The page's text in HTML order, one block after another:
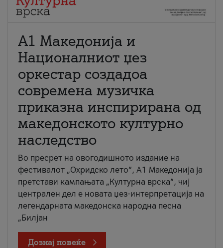
А1 Македонија и
Националниот џез
оркестар создадоа
современа музичка
приказна инспирирана од
македонското културно
наследство
Во пресрет на овогодишното издание на
фестивалот „Охридско лето“, А1 Македонија ја
претстави кампањата „Културна врска“, чиј
централен дел е новата џез-интерпретација на
легендарната македонска народна песна
„Билјан
Дознај повеќе